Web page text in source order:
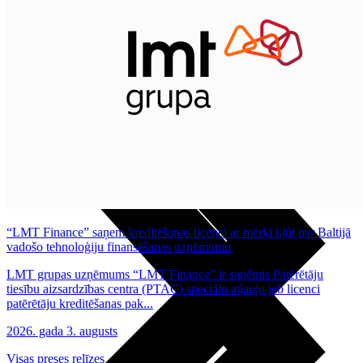
Maksas un tarifi Latvijā
Maksas un tarifi ārzemēs
Kur nopirkt
Kā kļūt par LMT klientu
eSIM tehnoloģija
“LMT Finance” saņem kreditēšanas licenci ar mērķi kļūt par Baltijā
vadošo tehnoloģiju finansēšanas uzņēmumu
LMT grupas uzņēmums “LMT Finance” ir saņēmis Patērētāju
tiesību aizsardzības centra (PTAC) speciālo atļauju jeb licenci
patērētāju kreditēšanas pak...
2026. gada 3. augusts
Visas preses relīzes